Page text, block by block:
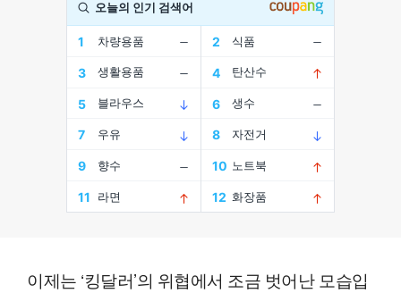
이제는 ‘킹달러’의 위협에서 조금 벗어난 모습입